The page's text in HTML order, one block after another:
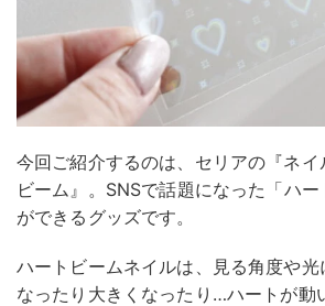
今回ご紹介するのは、セリアの『ネ
ビーム』。SNSで話題になった「ハー
ができるグッズです。
ハートビームネイルは、見る角度や光
なったり大きくなったり…ハートが動